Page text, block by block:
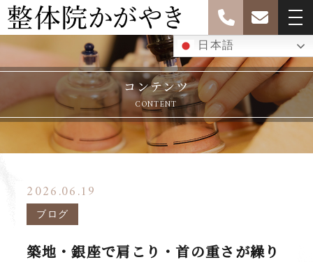
日本語
コンテンツ
CONTENT
2026.06.19
ブログ
築地・銀座で肩こり・首の重さが繰り